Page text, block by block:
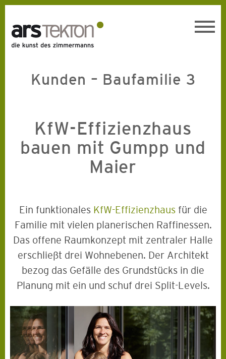
Kunden – Baufamilie 3
KfW-Effizienzhaus
bauen mit Gumpp und
Maier
Ein funktionales KfW-Effizienzhausfür die
Familie mit vielen planerischen Raffinessen.
Das offene Raumkonzept mit zentraler Halle
erschließt drei Wohnebenen. Der Architekt
bezog das Gefälle des Grundstücks in die
Planung mit ein und schuf drei Split-Levels.